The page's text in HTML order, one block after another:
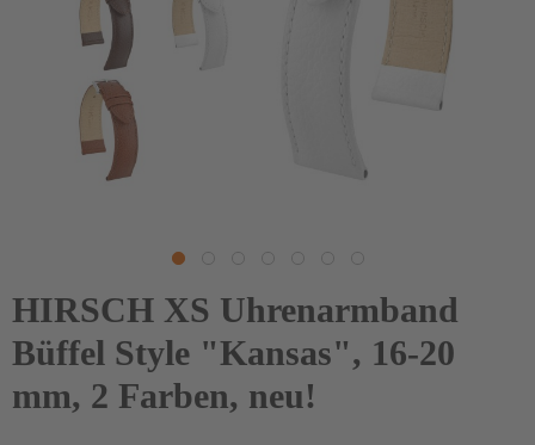
HIRSCH XS Uhrenarmband
Büffel Style "Kansas", 16-20
mm, 2 Farben, neu!